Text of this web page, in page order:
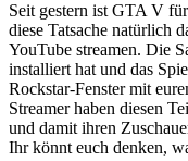
Seit gestern ist GTA V
diese Tatsache natürlich
YouTube streamen. Die
installiert hat und das
Rockstar-Fenster mit
Streamer haben diesen
und damit ihren
Ihr könnt euch denken,